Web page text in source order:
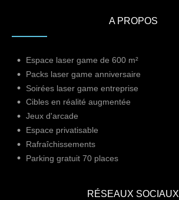
A PROPOS
Espace laser game de 600 m²
Packs laser game anniversaire
Soirées laser game entreprise
Cibles en réalité augmentée
Jeux d'arcade
Espace privatisable
Rafraîchissements
Parking gratuit 70 places
RÉSEAUX SOCIAUX